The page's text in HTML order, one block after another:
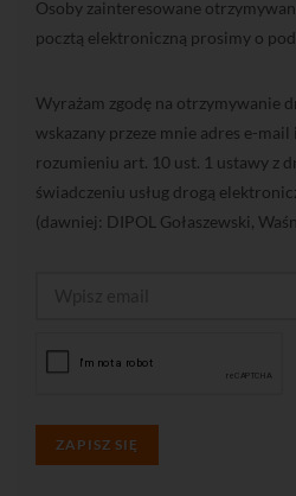
Osoby zainteresowane
pocztą elektroniczną prosimy o
Wyrażam zgodę na otrzymywanie
wskazany przeze mnie adres e-
rozumieniu art. 10 ust. 1 ustawy z
świadczeniu usług drogą
(dawniej: DIPOL Gołaszewski,
ZAPISZ SIĘ